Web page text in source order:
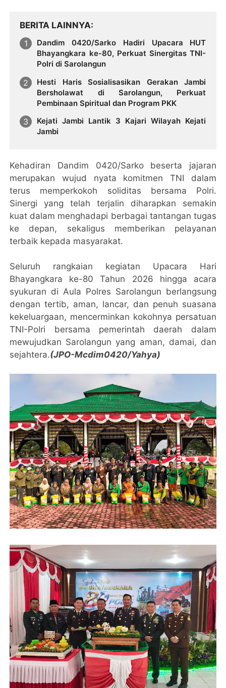
BERITA LAINNYA
Dandim 0420/Sarko Hadiri Upacara HUT
Bhayangkara ke-80, Perkuat Sinergitas TNI-
Polri di Sarolangun
Hesti Haris Sosialisasikan Gerakan Jambi
Bersholawat di Sarolangun, Perkuat
Pembinaan Spiritual dan Program PKK
Kejati Jambi Lantik 3 Kajari Wilayah Kejati
Jambi
Kehadiran Dandim 0420/Sarko beserta jajaran
merupakan wujud nyata komitmen TNI dalam
terus memperkokoh soliditas bersama Polri.
Sinergi yang telah terjalin diharapkan semakin
kuat dalam menghadapi berbagai tantangan tugas
ke depan, sekaligus memberikan pelayanan
terbaik kepada masyarakat.
Seluruh rangkaian kegiatan Upacara Hari
Bhayangkara ke-80 Tahun 2026 hingga acara
syukuran di Aula Polres Sarolangun berlangsung
dengan tertib, aman, lancar, dan penuh suasana
kekeluargaan, mencerminkan kokohnya persatuan
TNI-Polri bersama pemerintah daerah dalam
mewujudkan Sarolangun yang aman, damai, dan
sejahtera.(JPO-Mcdim0420/Yahya)